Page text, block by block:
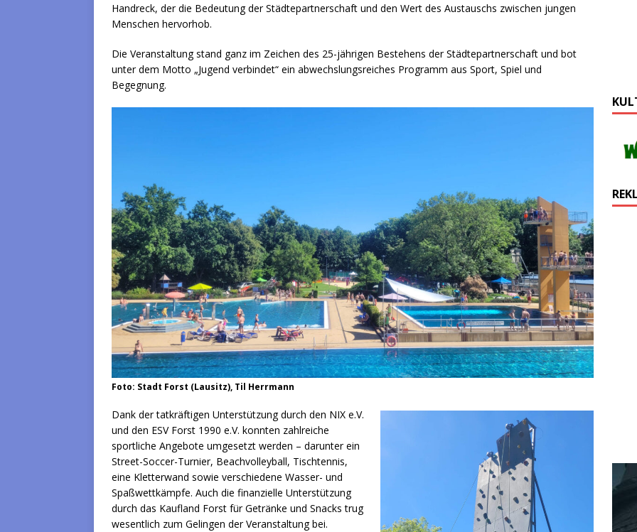
Handreck, der die Bedeutung der Städtepartnerschaft und den Wert des Austauschs zwischen jungen
Menschen hervorhob.
Die Veranstaltung stand ganz im Zeichen des 25-jährigen Bestehens der Städtepartnerschaft und bot
unter dem Motto „Jugend verbindet“ ein abwechslungsreiches Programm aus Sport, Spiel und
Begegnung.
Foto: Stadt Forst (Lausitz), Til Herrmann
Dank der tatkräftigen Unterstützung durch den NIX e.V.
und den ESV Forst 1990 e.V. konnten zahlreiche
sportliche Angebote umgesetzt werden – darunter ein
Street-Soccer-Turnier, Beachvolleyball, Tischtennis,
eine Kletterwand sowie verschiedene Wasser- und
Spaßwettkämpfe. Auch die finanzielle Unterstützung
durch das Kaufland Forst für Getränke und Snacks trug
wesentlich zum Gelingen der Veranstaltung bei.